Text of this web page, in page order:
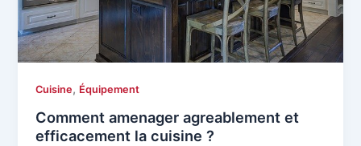
Cuisine, Équipement
Comment amenager agreablement et
efficacement la cuisine ?